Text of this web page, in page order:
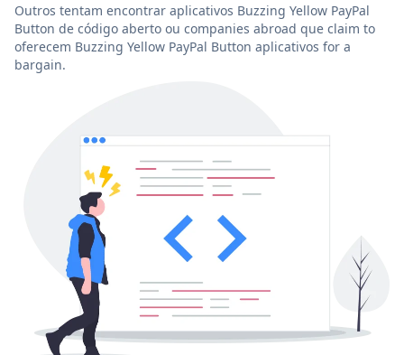
Outros tentam encontrar aplicativos Buzzing Yellow PayPal
Button de código aberto ou companies abroad que claim to
oferecem Buzzing Yellow PayPal Button aplicativos for a
bargain.